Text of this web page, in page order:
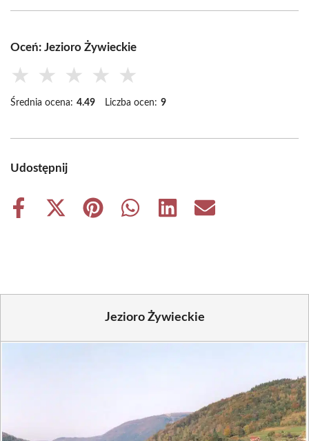
Oceń: Jezioro Żywieckie
★ ★ ★ ★ ★
Średnia ocena: 4.49 Liczba ocen: 9
Udostępnij
Share
Share
Share
Share
Share
Share
Jezioro Żywieckie